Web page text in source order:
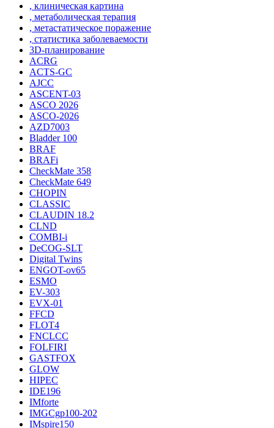
, клиническая картина
, метаболическая терапия
, метастатическое поражение
, статистика заболеваемости
3D-планирование
ACRG
ACTS-GC
AJCC
ASCENT-03
ASCO 2026
ASCO-2026
AZD7003
Bladder 100
BRAF
BRAFi
CheckMate 358
CheckMate 649
CHOPIN
CLASSIС
CLAUDIN 18.2
CLND
COMBI-i
DeCOG-SLT
Digital Twins
ENGOT-ov65
ESMO
EV-303
EVX-01
FFCD
FLOT4
FNCLCC
FOLFIRI
GASTFOX
GLOW
HIPEC
IDE196
IMforte
IMGCgp100-202
IMspire150